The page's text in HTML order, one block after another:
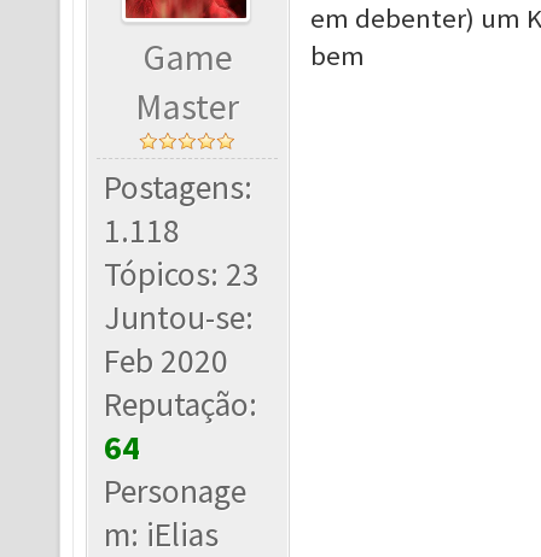
Game
Master
Postagens:
1.118
Tópicos: 23
Juntou-se:
Feb 2020
Reputação:
64
Personage
m: iElias
em debenter) um
bem